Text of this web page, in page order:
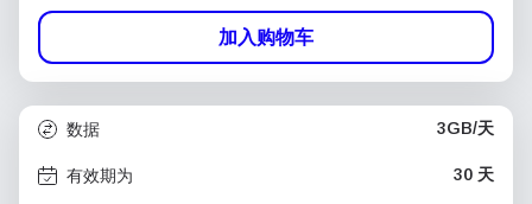
加入购物车
数据 3GB/天
有效期为 30 天